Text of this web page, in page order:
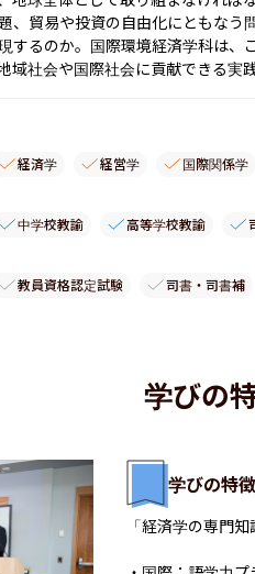
、貿易や投資の自由化にともな
するのか。国際環境経済学科は
域社会や国際社会に貢献できる実
経済学 経営学 国際関係学
中学校教諭 高等学校教諭
教員資格認定試験 司書・司書補
学びの
学びの特徴
「経済学の専門